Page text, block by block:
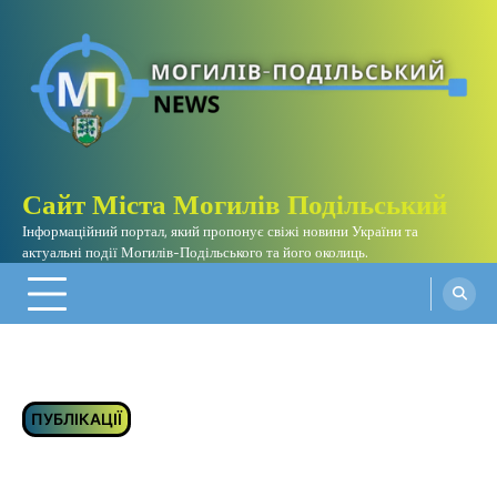
вмісту
Сайт Міста Могилів Подільський
Інформаційний портал, який пропонує свіжі новини України та
актуальні події Могилів-Подільського та його околиць.
ПУБЛІКАЦІЇ